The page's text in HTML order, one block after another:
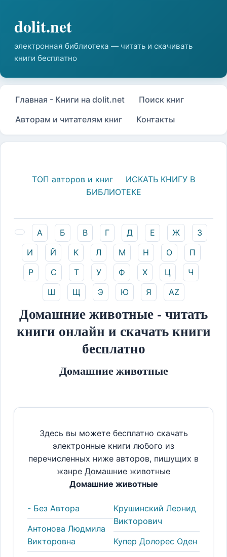
Главная - Книги на dolit.net
Поиск книг
Авторам и читателям книг
Контакты
ТОП авторов и книг
ИСКАТЬ КНИГУ В
БИБЛИОТЕКЕ
А Б В Г Д Е Ж
З
И
Й К Л М Н О
П
Р
С Т У Ф Х Ц
Ч
Ш
Щ Э Ю Я AZ
Домашние животные - читать
книги онлайн и скачать книги
бесплатно
Домашние животные
Здесь вы можете бесплатно скачать
электронные книги любого из
перечисленных ниже авторов, пишущих в
жанре Домашние животные
Домашние животные
- Без Автора
Антонова Людмила
Викторовна
Крушинский Леонид
Викторович
Купер Долорес Оден